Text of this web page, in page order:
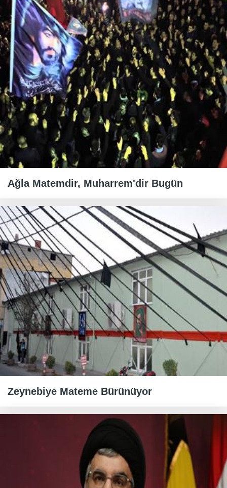
Ağla Matemdir, Muharrem'dir Bugün
Zeynebiye Mateme Bürünüyor